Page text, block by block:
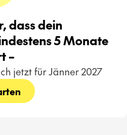
dass dein
5 Monate
–
jetzt für Jänner 2027